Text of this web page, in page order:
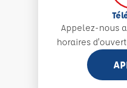
Appelez-nous
horaires